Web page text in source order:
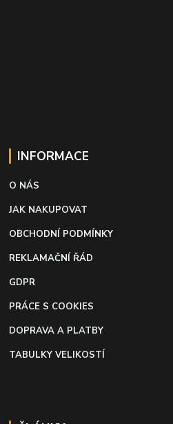
INFORMACE
O NÁS
JAK NAKUPOVAT
OBCHODNÍ PODMÍNKY
REKLAMAČNÍ ŘÁD
GDPR
PRÁCE S COOKIES
DOPRAVA A PLATBY
TABULKY VELIKOSTÍ